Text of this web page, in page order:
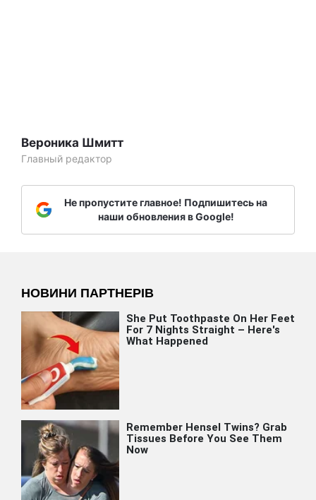
Вероника Шмитт
Главный редактор
Не пропустите главное! Подпишитесь на
наши обновления в Google!